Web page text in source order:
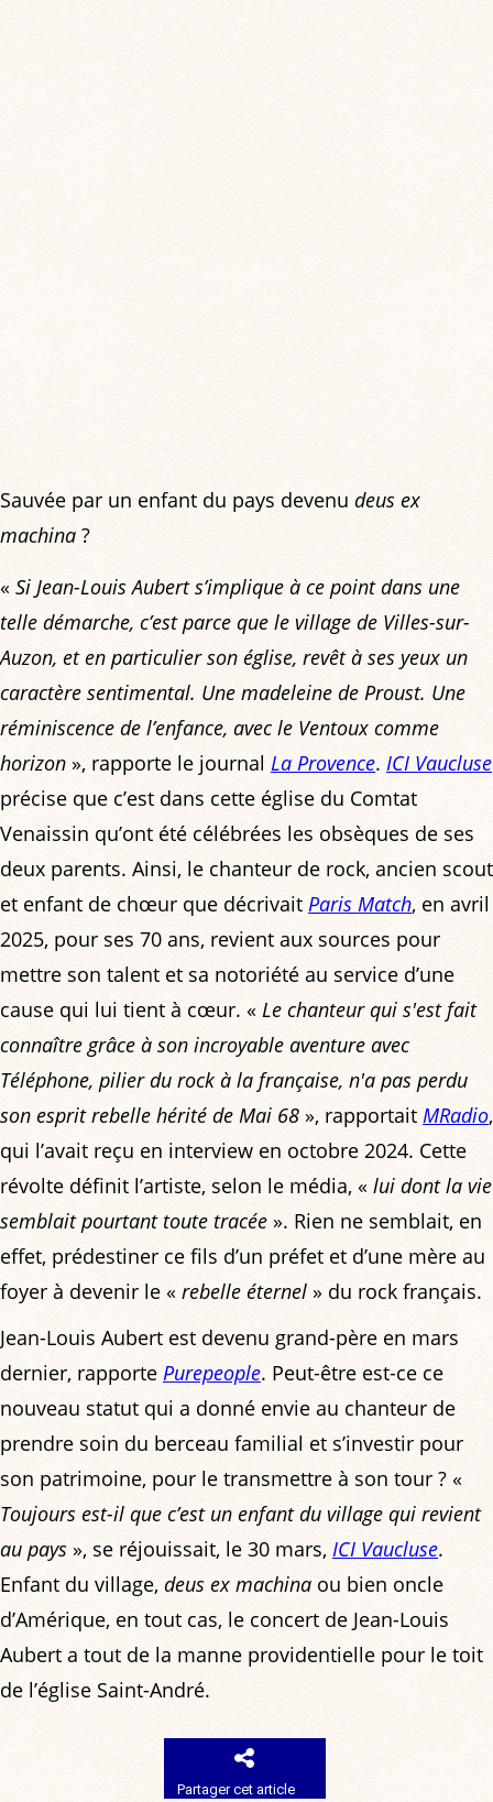
Sauvée par un enfant du pays devenu deus ex
machina ?
« Si Jean-Louis Aubert s’implique à ce point dans une
telle démarche, c’est parce que le village de Villes-sur-
Auzon, et en particulier son église, revêt à ses yeux un
caractère sentimental. Une madeleine de Proust. Une
réminiscence de l’enfance, avec le Ventoux comme
horizon », rapporte le journal La Provence. ICI Vaucluse
précise que c’est dans cette église du Comtat
Venaissin qu’ont été célébrées les obsèques de ses
deux parents. Ainsi, le chanteur de rock, ancien scout
et enfant de chœur que décrivait Paris Match, en avril
2025, pour ses 70 ans, revient aux sources pour
mettre son talent et sa notoriété au service d’une
cause qui lui tient à cœur. « Le chanteur qui s'est fait
connaître grâce à son incroyable aventure avec
Téléphone, pilier du rock à la française, n'a pas perdu
son esprit rebelle hérité de Mai 68 », rapportait MRadio,
qui l’avait reçu en interview en octobre 2024. Cette
révolte définit l’artiste, selon le média, « lui dont la vie
semblait pourtant toute tracée ». Rien ne semblait, en
effet, prédestiner ce fils d’un préfet et d’une mère au
foyer à devenir le « rebelle éternel » du rock français.
Jean-Louis Aubert est devenu grand-père en mars
dernier, rapporte Purepeople. Peut-être est-ce ce
nouveau statut qui a donné envie au chanteur de
prendre soin du berceau familial et s’investir pour
son patrimoine, pour le transmettre à son tour ? «
Toujours est-il que c’est un enfant du village qui revient
au pays », se réjouissait, le 30 mars, ICI Vaucluse.
Enfant du village, deus ex machina ou bien oncle
d’Amérique, en tout cas, le concert de Jean-Louis
Aubert a tout de la manne providentielle pour le toit
de l’église Saint-André.
Partager cet article